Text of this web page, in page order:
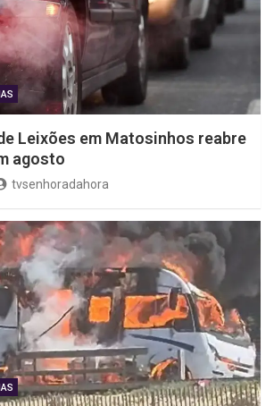
Leixões em Matosinhos reabre
agosto
tvsenhoradahora